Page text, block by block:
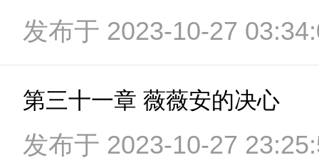
发布于 2023-10-27
第三十一章 薇薇安的决心
发布于 2023-10-27